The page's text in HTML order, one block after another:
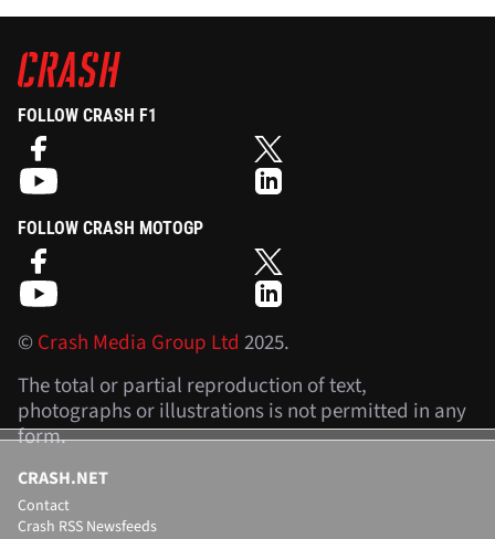
FOLLOW CRASH F1
FOLLOW CRASH MOTOGP
©Crash Media Group Ltd 2025.
The total or partial reproduction of text,
photographs or illustrations is not permitted in any
form.
CRASH.NET
Contact
Crash RSS Newsfeeds